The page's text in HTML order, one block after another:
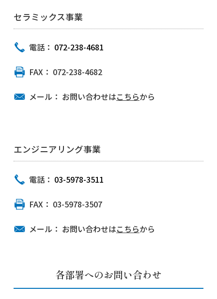
セラミックス事業
電話： 072-238-4681
FAX： 072-238-4682
メール： お問い合わせはこちらから
エンジニアリング事業
電話： 03-5978-3511
FAX： 03-5978-3507
メール： お問い合わせはこちらから
各部署へのお問い合わせ